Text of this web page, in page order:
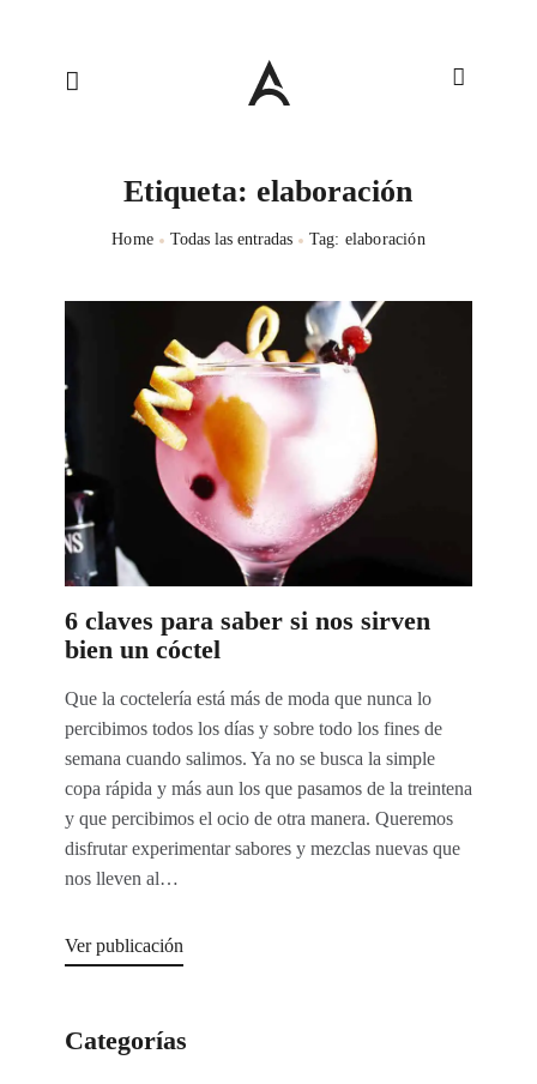
Etiqueta: elaboración
Home Todas las entradas Tag: elaboración
6 claves para saber si nos sirven
bien un cóctel
Que la coctelería está más de moda que nunca lo
percibimos todos los días y sobre todo los fines de
semana cuando salimos. Ya no se busca la simple
copa rápida y más aun los que pasamos de la treintena
y que percibimos el ocio de otra manera. Queremos
disfrutar experimentar sabores y mezclas nuevas que
nos lleven al…
Ver publicación
Categorías